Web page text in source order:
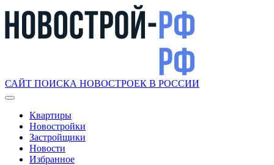
САЙТ ПОИСКА НОВОСТРОЕК В РОССИИ
Квартиры
Новостройки
Застройщики
Новости
Избранное